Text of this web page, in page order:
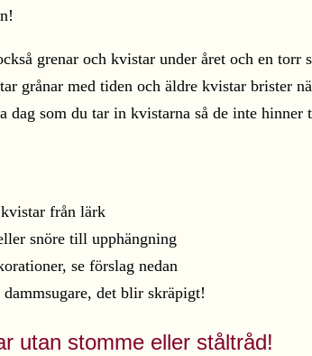
grenar och kvistar under året och en
grånar med tiden och äldre kvistar brister
dag som du tar in kvistarna så de inte hinner
från lärk
snöre till upphängning
se förslag nedan
det blir skräpigt!
utan stomme eller ståltråd!